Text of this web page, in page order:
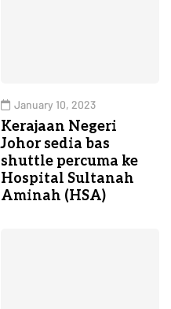
January 10, 2023
Kerajaan Negeri
Johor sedia bas
shuttle percuma ke
Hospital Sultanah
Aminah (HSA)